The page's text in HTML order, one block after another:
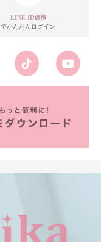
LINE ID連携
でかんたんログイン